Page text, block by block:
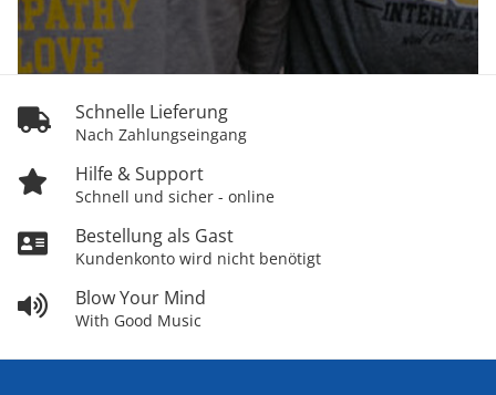
Schnelle Lieferung
Nach Zahlungseingang
Hilfe & Support
Schnell und sicher - online
Bestellung als Gast
Kundenkonto wird nicht benötigt
Blow Your Mind
With Good Music